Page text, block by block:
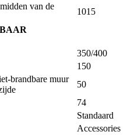
van de
1015
350/400
150
brandbare muur
50
74
Standaard
Accessories